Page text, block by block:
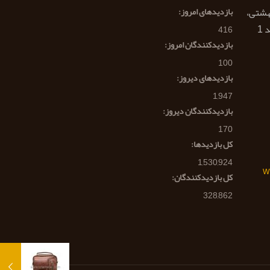
بازدیدهای امروز:
416
بازدیدکنندگان امروز:
100
بازدیدهای دیروز:
1,947
بازدیدکنندگان دیروز:
170
کل بازدیدها:
1,530,924
کل بازدیدکنند‌گان:
328,862